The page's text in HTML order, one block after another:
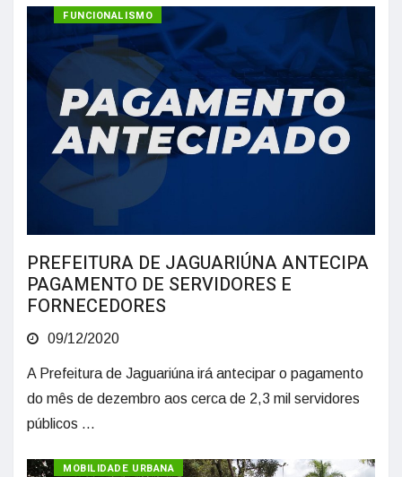
ADMINISTRAÇÃO
FUNCIONALISMO
PREFEITURA DE JAGUARIÚNA ANTECIPA
PAGAMENTO DE SERVIDORES E
FORNECEDORES
09/12/2020
A Prefeitura de Jaguariúna irá antecipar o pagamento
do mês de dezembro aos cerca de 2,3 mil servidores
públicos ...
MOBILIDADE URBANA